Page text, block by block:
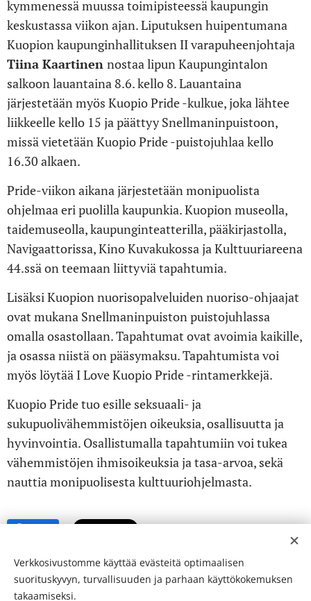
kymmenessä muussa toimipisteessä kaupungin
keskustassa viikon ajan. Liputuksen huipentumana
Kuopion kaupunginhallituksen II varapuheenjohtaja
Tiina Kaartinen nostaa lipun Kaupungintalon
salkoon lauantaina 8.6. kello 8. Lauantaina
järjestetään myös Kuopio Pride -kulkue, joka lähtee
liikkeelle kello 15 ja päättyy Snellmaninpuistoon,
missä vietetään Kuopio Pride -puistojuhlaa kello
16.30 alkaen.
Pride-viikon aikana järjestetään monipuolista
ohjelmaa eri puolilla kaupunkia. Kuopion museolla,
taidemuseolla, kaupunginteatterilla, pääkirjastolla,
Navigaattorissa, Kino Kuvakukossa ja Kulttuuriareena
44.ssä on teemaan liittyviä tapahtumia.
Lisäksi Kuopion nuorisopalveluiden nuoriso-ohjaajat
ovat mukana Snellmaninpuiston puistojuhlassa
omalla osastollaan. Tapahtumat ovat avoimia kaikille,
ja osassa niistä on pääsymaksu. Tapahtumista voi
myös löytää I Love Kuopio Pride -rintamerkkejä.
Kuopio Pride tuo esille seksuaali- ja
sukupuolivähemmistöjen oikeuksia, osallisuutta ja
hyvinvointia. Osallistumalla tapahtumiin voi tukea
vähemmistöjen ihmisoikeuksia ja tasa-arvoa, sekä
nauttia monipuolisesta kulttuuriohjelmasta.
Verkkosivustomme käyttää evästeitä optimaalisen
suorituskyvyn, turvallisuuden ja parhaan käyttökokemuksen
takaamiseksi.